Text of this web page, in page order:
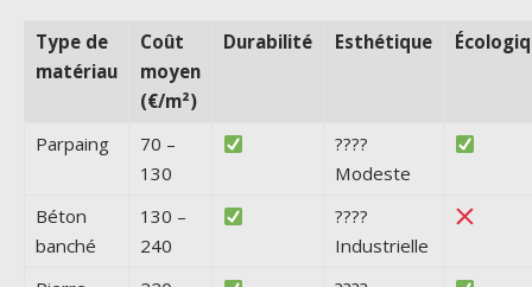
Type de
matériau
Coût
moyen
(€/m²)
Durabilité Esthétique
Parpaing
70 –
130
????
Modeste
Béton
banché
130 –
240
????
Industrielle